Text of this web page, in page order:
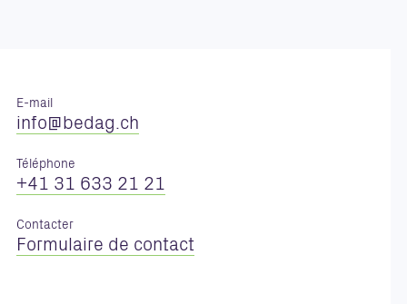
E-mail
nf b d g ch
Téléphone
+41 31 633 21 21
Contacter
Formulaire de contact